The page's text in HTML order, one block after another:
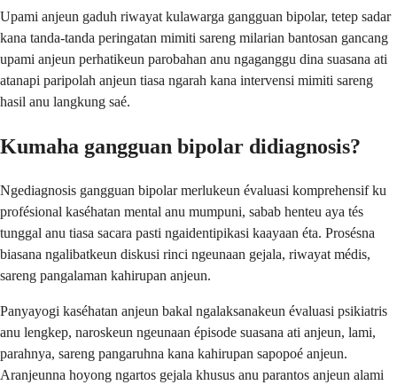
Upami anjeun gaduh riwayat kulawarga gangguan bipolar, tetep sadar
kana tanda-tanda peringatan mimiti sareng milarian bantosan gancang
upami anjeun perhatikeun parobahan anu ngaganggu dina suasana ati
atanapi paripolah anjeun tiasa ngarah kana intervensi mimiti sareng
hasil anu langkung saé.
Kumaha gangguan bipolar didiagnosis?
Ngediagnosis gangguan bipolar merlukeun évaluasi komprehensif ku
profésional kaséhatan mental anu mumpuni, sabab henteu aya tés
tunggal anu tiasa sacara pasti ngaidentipikasi kaayaan éta. Prosésna
biasana ngalibatkeun diskusi rinci ngeunaan gejala, riwayat médis,
sareng pangalaman kahirupan anjeun.
Panyayogi kaséhatan anjeun bakal ngalaksanakeun évaluasi psikiatris
anu lengkep, naroskeun ngeunaan épisode suasana ati anjeun, lami,
parahnya, sareng pangaruhna kana kahirupan sapopoé anjeun.
Aranjeunna hoyong ngartos gejala khusus anu parantos anjeun alami